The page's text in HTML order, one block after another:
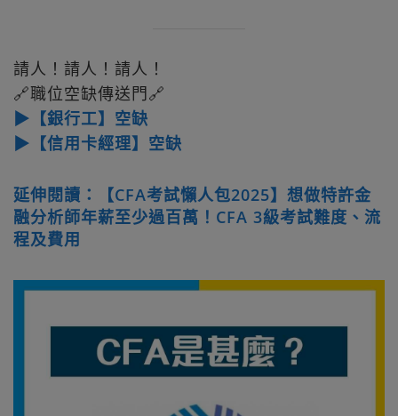
請人！請人！請人！
🔗職位空缺傳送門🔗
▶【銀行工】空缺
▶【信用卡經理】空缺
延伸閱讀：【CFA考試懶人包2025】想做特許金
融分析師年薪至少過百萬！CFA 3級考試難度、流
程及費用